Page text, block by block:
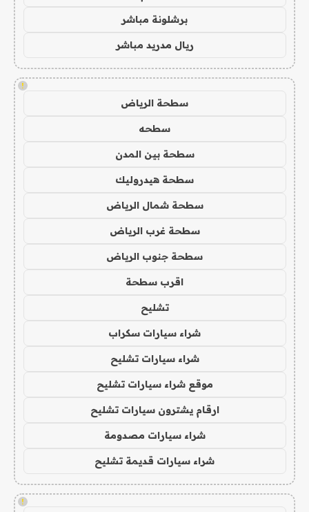
برشلونة مباشر
ريال مدريد مباشر
!
سطحة الرياض
سطحه
سطحة بين المدن
سطحة هيدروليك
سطحة شمال الرياض
سطحة غرب الرياض
سطحة جنوب الرياض
اقرب سطحة
تشليح
شراء سيارات سكراب
شراء سيارات تشليح
موقع شراء سيارات تشليح
ارقام يشترون سيارات تشليح
شراء سيارات مصدومة
شراء سيارات قديمة تشليح
!